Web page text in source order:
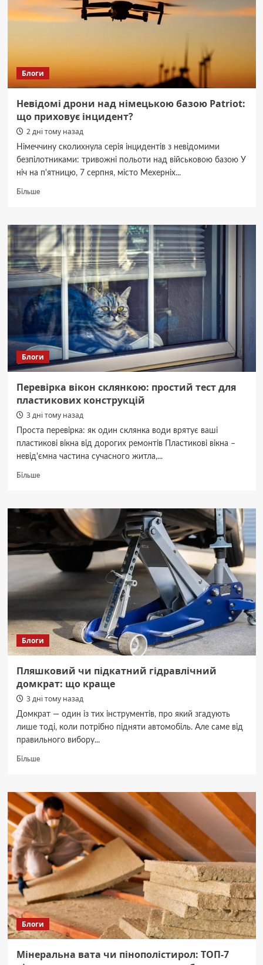
одним
з
Блоги
Невідомі дрони над німецькою базою Patriot:
що приховує інцидент?
2 дні тому назад
Німеччину сколихнула серія інцидентів з невідомими
безпілотниками: тривожні польоти над військовою базою У
ніч на п'ятницю, 7 серпня, місто Мехерніх...
БільшеДокладніше
дрони
над
німецькою
базою
Patriot:
що
приховує
інцидент?
Блоги
Перевірка вікон склянкою: простий тест для
пластикових конструкцій
3 дні тому назад
Проста перевірка: як один склянка води врятує ваші
пластикові вікна від дорогих ремонтів Пластикові вікна –
невід'ємна частина сучасного житла,...
БільшеДокладніше
вікон
склянкою:
простий
для
пластикових
конструкцій
Блоги
Пляшковий чи підкатний гідравлічний
домкрат: що краще
3 дні тому назад
Домкрат — один із тих інструментів, про який згадують
лише тоді, коли потрібно підняти автомобіль. Але саме від
правильного вибору...
БільшеДокладніше
чи
підкатний
гідравлічний
домкрат:
краще
Блоги
Мінеральна вата чи пінополістирол: ТОП-7